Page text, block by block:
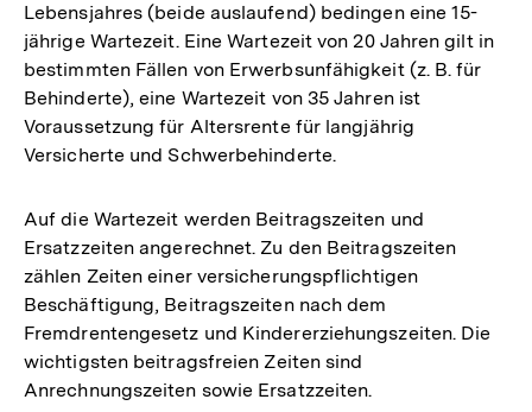
Lebensjahres (beide auslaufend) bedingen eine 15-
jährige Wartezeit. Eine Wartezeit von 20 Jahren gilt in
bestimmten Fällen von Erwerbsunfähigkeit (z. B. für
Behinderte), eine Wartezeit von 35 Jahren ist
Voraussetzung für Altersrente für langjährig
Versicherte und Schwerbehinderte.
Auf die Wartezeit werden Beitragszeiten und
Ersatzzeiten angerechnet. Zu den Beitragszeiten
zählen Zeiten einer versicherungspflichtigen
Beschäftigung, Beitragszeiten nach dem
Fremdrentengesetz und Kindererziehungszeiten. Die
wichtigsten beitragsfreien Zeiten sind
Anrechnungszeiten sowie Ersatzzeiten.